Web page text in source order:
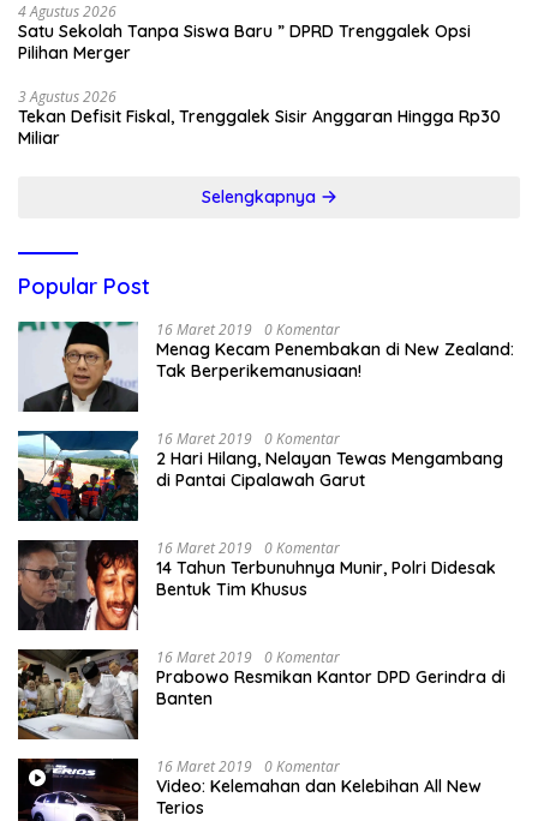
4 Agustus 2026
Satu Sekolah Tanpa Siswa Baru ” DPRD Trenggalek Opsi
Pilihan Merger
3 Agustus 2026
Tekan Defisit Fiskal, Trenggalek Sisir Anggaran Hingga Rp30
Miliar
Selengkapnya
Popular Post
16 Maret 2019 0 Komentar
Menag Kecam Penembakan di New Zealand:
Tak Berperikemanusiaan!
16 Maret 2019 0 Komentar
2 Hari Hilang, Nelayan Tewas Mengambang
di Pantai Cipalawah Garut
16 Maret 2019 0 Komentar
14 Tahun Terbunuhnya Munir, Polri Didesak
Bentuk Tim Khusus
16 Maret 2019 0 Komentar
Prabowo Resmikan Kantor DPD Gerindra di
Banten
16 Maret 2019 0 Komentar
Video: Kelemahan dan Kelebihan All New
Terios